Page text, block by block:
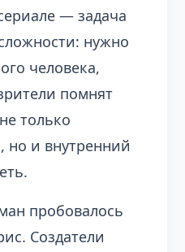
— задача
нужно
человека,
помнят
только
но и внутренний
пробовалось
Создатели